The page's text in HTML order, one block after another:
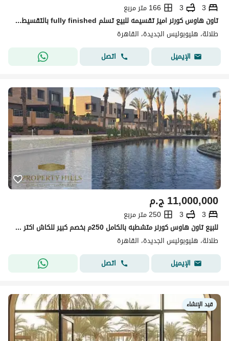
3
3
166 متر مربع
تاون هاوس كورنر اميز تقسيمه للبيع تسلم fully finished بالتقسيط علي 15 سنة علي طريق السويس بالقرب من الشروق و الباتيو برايم و وامام بترفلاي للبيع
طلالة، هليوبوليس الجديدة، القاهرة
الإيميل
اتصل
ج.م11,000,000
3
3
250 متر مربع
للبيع تاون هاوس كورنر متشطبه بالكامل 250م بخصم كبير للكاش اكتر من 50% علي فيو كامل للاند سكيب بجوار سوديك التجمع الخامس نيو كايرو
طلالة، هليوبوليس الجديدة، القاهرة
الإيميل
اتصل
قيد الإنشاء